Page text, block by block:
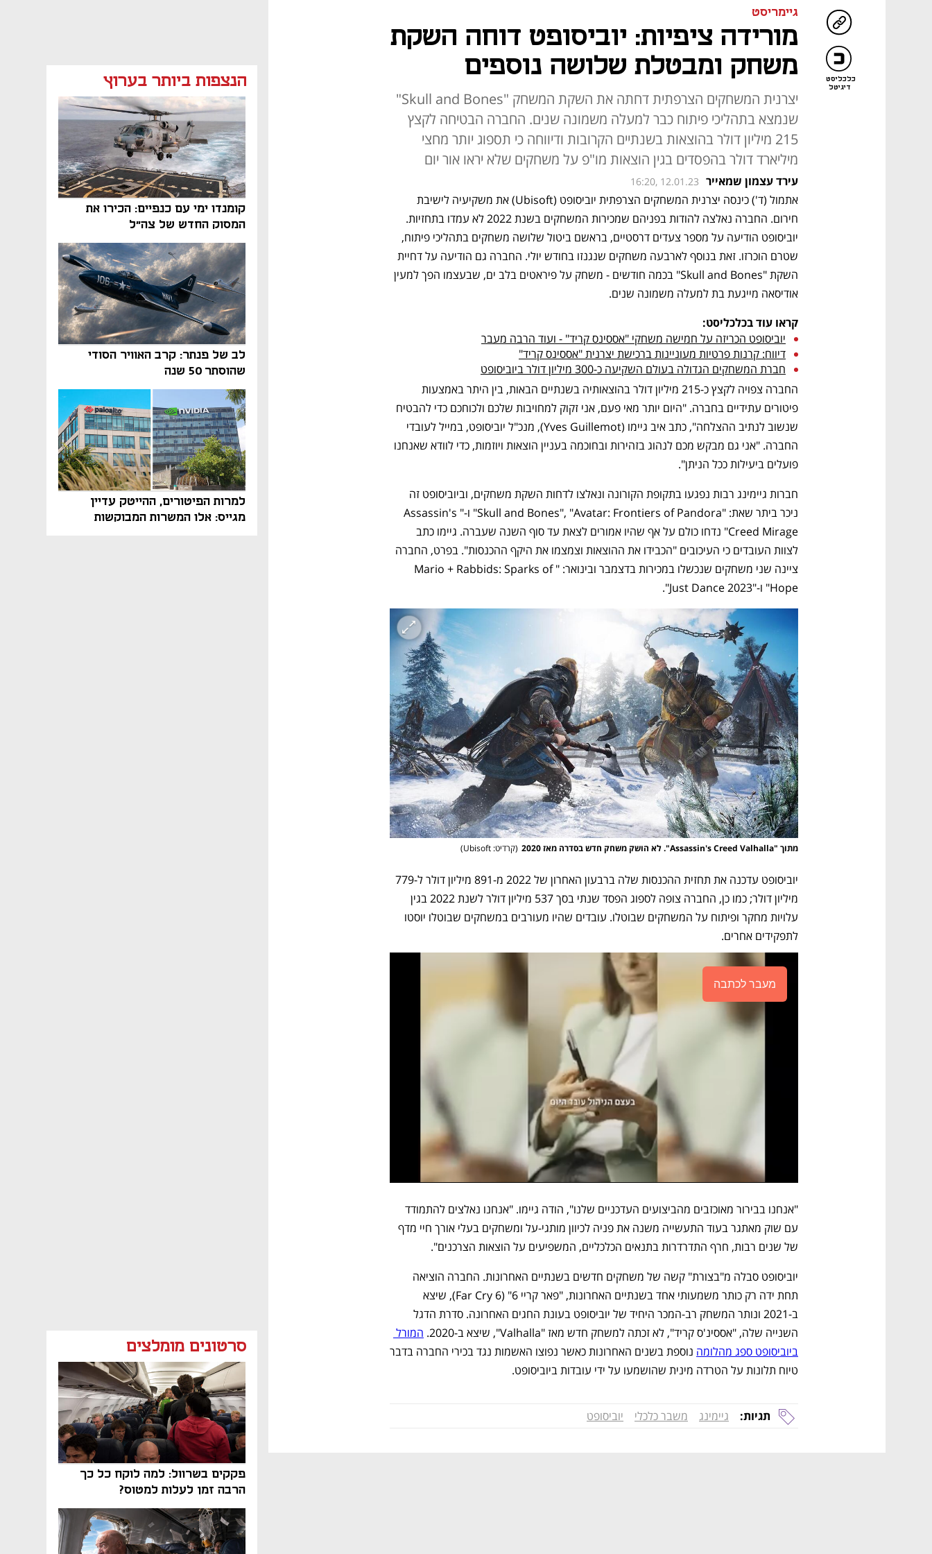
הנצפות ביותר בערוץ
קומנדו ימי עם כנפיים: הכירו את
המסוק החדש של צה"ל
לב של פנתר: קרב האוויר הסודי
שהוסתר 50 שנה
למרות הפיטורים, ההייטק עדיין
מגייס: אלו המשרות המבוקשות
סרטונים מומלצים
פקקים בשרוול: למה לוקח כל כך
הרבה זמן לעלות למטוס?
כלכליסט
דיגיטל
גיימריסט
מורידה ציפיות: יוביסופט דוחה השקת
משחק ומבטלת שלושה נוספים
יצרנית המשחקים הצרפתית דחתה את השקת המשחק "Skull and Bones"
שנמצא בתהליכי פיתוח כבר למעלה משמונה שנים. החברה הבטיחה לקצץ
215 מיליון דולר בהוצאות בשנתיים הקרובות ודיווחה כי תספוג יותר מחצי
מיליארד דולר בהפסדים בגין הוצאות מו"פ על משחקים שלא יראו אור יום
עירד עצמון שמאייר 16:20, 12.01.23
אודיסאה מייגעת בת למעלה משמונה שנים.
קראו עוד בכלכליסט:
יוביסופט הכריזה על חמישה משחקי "אססינס קריד" - ועוד הרבה מעבר
דיווח: קרנות פרטיות מעוניינות ברכישת יצרנית "אססינס קריד"
חברת המשחקים הגדולה בעולם השקיעה כ-300 מיליון דולר ביוביסופט
פועלים ביעילות ככל הניתן".
ניכר ביתר שאת: "Skull and Bones", "Avatar: Frontiers of Pandora" ו-"Assassin's
ציינה שני משחקים שנכשלו במכירות בדצמבר ובינואר: "Mario + Rabbids: Sparks of
Hope" ו-"Just Dance 2023".
מתוך "Assassin's Creed Valhalla". לא הושק משחק חדש בסדרה מאז 2020 (קרדיט: Ubisoft )
לתפקידים אחרים.
מעבר לכתבה
של שנים רבות, חרף התדרדרות בתנאים הכלכליים, המשפיעים על הוצאות הצרכנים".
השנייה שלה, "אססינ'ס קריד", לא זכתה למשחק חדש מאז "Valhalla", שיצא ב-2020.
ביוביסופט ספג מהלומה
טיוח תלונות על הטרדה מינית שהושמעו על ידי עובדות ביוביסופט.
תגיות: גיימינג משבר כלכלי יוביסופט